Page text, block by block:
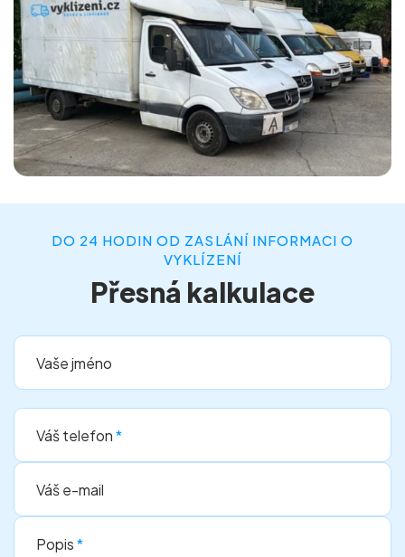
DO 24 HODIN OD ZASLÁNÍ INFORMACI O
VYKLÍZENÍ
Přesná kalkulace
Vaše jméno
Váš telefon*
Váš e-mail
Popis*